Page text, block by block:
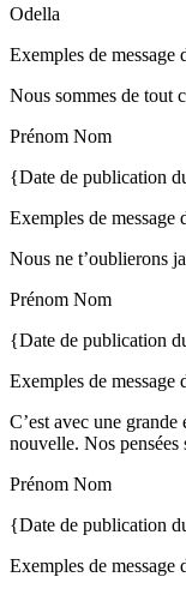
Odella
Exemples de message
Nous sommes de tout
Prénom Nom
{Date de publication
Exemples de message
Nous ne t’oublierons
Prénom Nom
{Date de publication
Exemples de message
C’est avec une
nouvelle. Nos pensées
Prénom Nom
{Date de publication
Exemples de message